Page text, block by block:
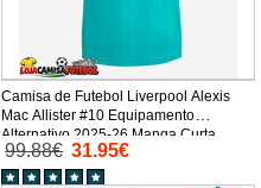
Camisa de Futebol Liverpool Alexis
Mac Allister #10 Equipamento
Alternativo 2025-26 Manga Curta
99.88€ 31.95€